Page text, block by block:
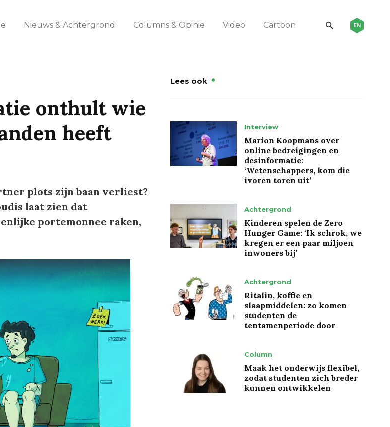
Nieuws & Achtergrond Columns & Opinie Video Cartoon EN
onthult wie
heeft
plots zijn baan verliest?
laat zien dat
portemonnee raken,
Lees ook
Interview
Marion Koopmans over
online bedreigingen en
desinformatie:
‘Wetenschappers, kom die
ivoren toren uit’
Achtergrond
Kinderen spelen de Zero
Hunger Game: ‘Ik schrok, we
kregen er een paar miljoen
inwoners bij’
Achtergrond
Ritalin, koffie en
slaapmiddelen: zo komen
studenten de
tentamenperiode door
Column
Maak het onderwijs flexibel,
zodat studenten zich breder
kunnen ontwikkelen